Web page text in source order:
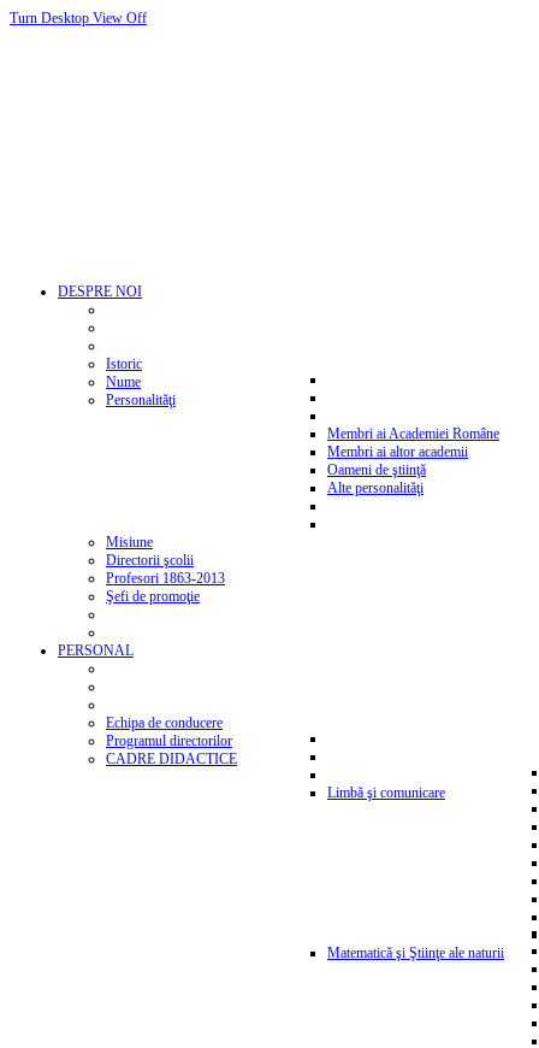
Turn Desktop View Off
DESPRE NOI
Istoric
Nume
Personalităţi
Membri ai Academiei Române
Membri ai altor academii
Oameni de ştiinţă
Alte personalităţi
Misiune
Directorii şcolii
Profesori 1863-2013
Şefi de promoţie
PERSONAL
Echipa de conducere
Programul directorilor
CADRE DIDACTICE
Limbă şi comunicare
Matematică şi Ştiinţe ale naturii